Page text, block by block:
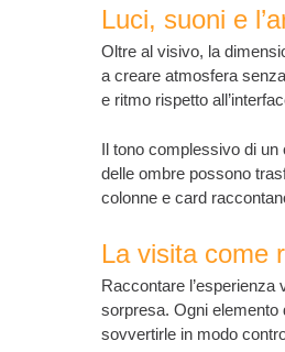
Luci, suoni e
Oltre al visivo, la
a creare atmosfera
e ritmo rispetto
Il tono complessivo di un
delle ombre possono
colonne e card
La visita come
Raccontare
sorpresa. Ogni elemento
sovvertirle in modo